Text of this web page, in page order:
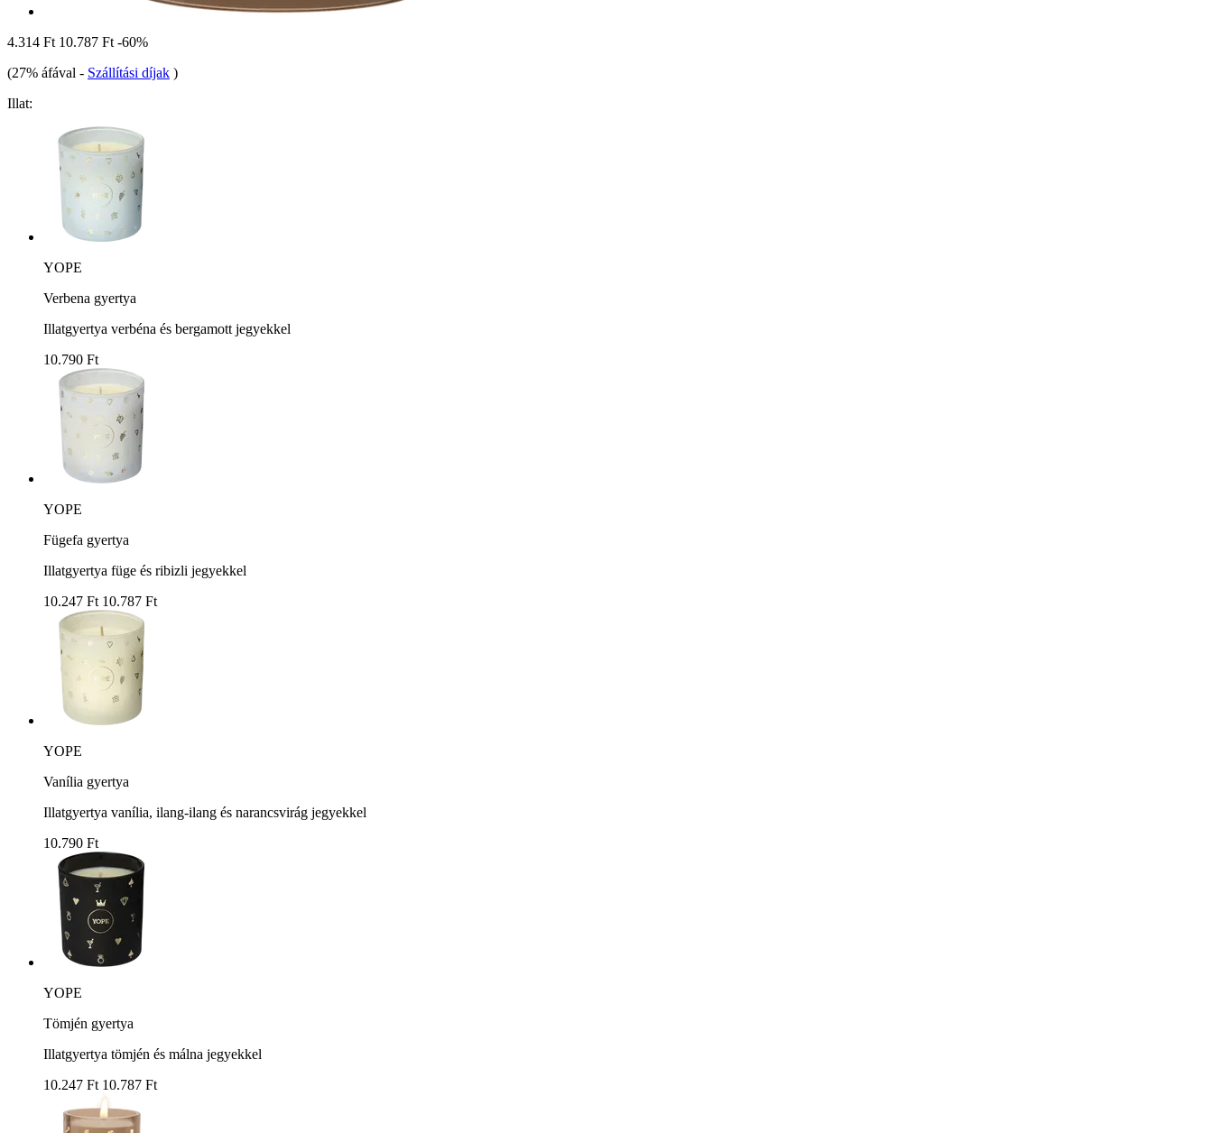
4.314 Ft 10.787 Ft -60%
(27% áfával - Szállítási díjak )
Illat:
YOPE
Verbena gyertya
Illatgyertya verbéna és bergamott jegyekkel
10.790 Ft
YOPE
Fügefa gyertya
Illatgyertya füge és ribizli jegyekkel
10.247 Ft 10.787 Ft
YOPE
Vanília gyertya
Illatgyertya vanília, ilang-ilang és narancsvirág jegyekkel
10.790 Ft
YOPE
Tömjén gyertya
Illatgyertya tömjén és málna jegyekkel
10.247 Ft 10.787 Ft